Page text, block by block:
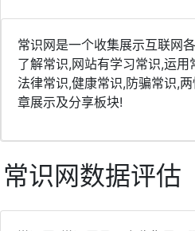
常识网是一个收集展示互联网
了解常识,网站有学习常识,运
法律常识,健康常识,防骗常识,
章展示及分享板块!
常识网数据评估